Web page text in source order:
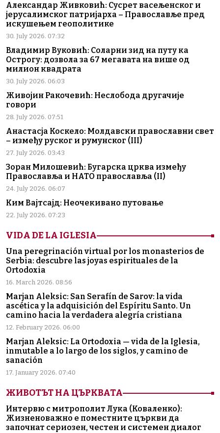
Александар Живковић: Сусрет васељенског и
јерусалимског патријарха – Православље пред
искушењем геополитике
30. July 2026. 07:32
Владимир Вуковић: Соларни зид на путу ка
Острогу: дозвола за 67 мегавата на више од
милион квадрата
30. July 2026. 06:03
Живојин Ракочевић: Неслобода другачије
говори
28. July 2026. 07:51
Анастасја Коскело: Молдавски православни свет
– између руског и румунског (III)
27. July 2026. 03:43
Зоран Милошевић: Бугарска црква између
Православља и НАТО православља (II)
24. July 2026. 06:07
Ким Вајтсајд: Неочекивано путовање
22. July 2026. 07:23
VIDA DE LA IGLESIA
Una peregrinación virtual por los monasterios de
Serbia: descubre las joyas espirituales de la
Ortodoxia
16. March 2026. 08:56
Marjan Aleksic: San Serafín de Sarov: la vida
ascética y la adquisición del Espíritu Santo. Un
camino hacia la verdadera alegría cristiana
12. February 2026. 06:00
Marjan Aleksic: La Ortodoxia — vida de la Iglesia,
inmutable a lo largo de los siglos, y camino de
sanación
17. January 2026. 07:40
ЖИВОТЪТ НА ЦЪРКВАТА
Интервю с митрополит Лука (Коваленко):
Жизненоважно е поместните църкви да
започнат сериозен, честен и системен диалог